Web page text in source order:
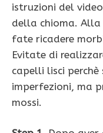
istruzioni del
della chioma.
fate ricadere
Evitate di
capelli lisci
imperfezioni, ma
mossi.